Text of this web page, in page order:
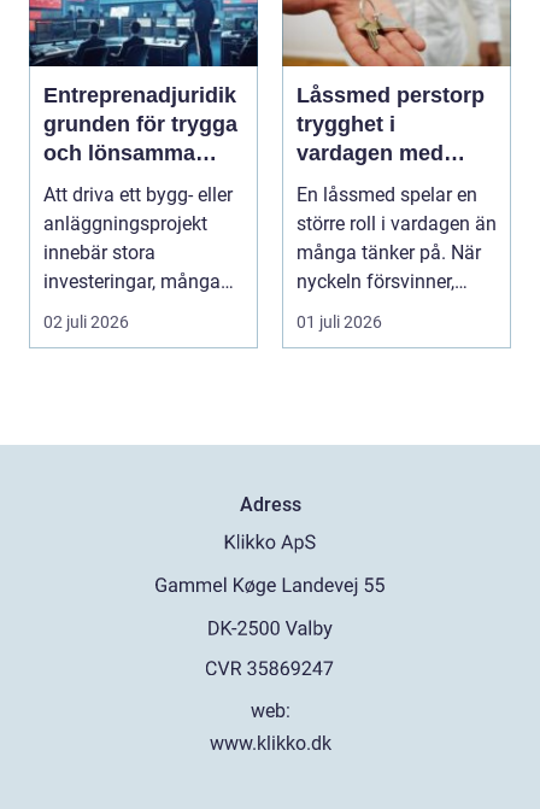
Entreprenadjuridik
grunden för trygga
och lönsamma
byggprojekt
Att driva ett bygg- eller
anläggningsprojekt
innebär stora
investeringar, många
aktörer och ofta tuf...
02 juli 2026
Låssmed perstorp
trygghet i
vardagen med
moderna lås och
säkerhet
En låssmed spelar en
större roll i vardagen än
många tänker på. När
nyckeln försvinner,
dörren kärva...
01 juli 2026
Adress
web:
www.klikko.dk